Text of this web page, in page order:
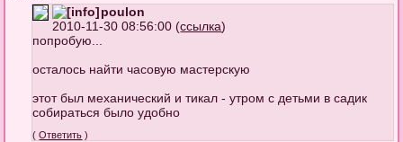
poulon
2010-11-30 08:56:00 (ссылка)
попробую...
осталось найти часовую мастерскую
этот был механический и тикал - утром с детьми в садик
собираться было удобно
(Ответить )